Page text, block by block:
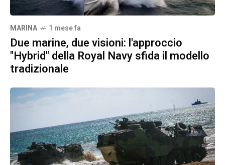
MARINA 1 mese fa
Due marine, due visioni: l'approccio
"Hybrid" della Royal Navy sfida il modello
tradizionale